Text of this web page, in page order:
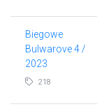
Biegowe
Bulwarove 4 /
2023
218